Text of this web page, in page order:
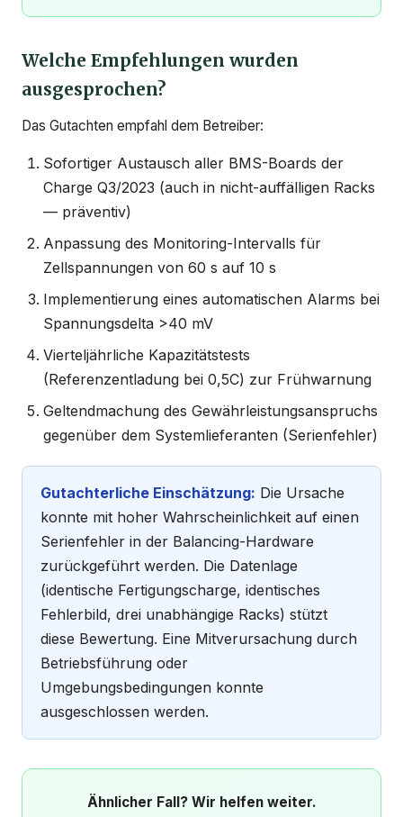
Welche Empfehlungen wurden
ausgesprochen?
Das Gutachten empfahl dem Betreiber:
Sofortiger Austausch aller BMS-Boards der
Charge Q3/2023 (auch in nicht-auffälligen Racks
— präventiv)
Anpassung des Monitoring-Intervalls für
Zellspannungen von 60 s auf 10 s
Implementierung eines automatischen Alarms bei
Spannungsdelta >40 mV
Vierteljährliche Kapazitätstests
(Referenzentladung bei 0,5C) zur Frühwarnung
Geltendmachung des Gewährleistungsanspruchs
gegenüber dem Systemlieferanten (Serienfehler)
Gutachterliche Einschätzung: Die Ursache
konnte mit hoher Wahrscheinlichkeit auf einen
Serienfehler in der Balancing-Hardware
zurückgeführt werden. Die Datenlage
(identische Fertigungscharge, identisches
Fehlerbild, drei unabhängige Racks) stützt
diese Bewertung. Eine Mitverursachung durch
Betriebsführung oder
Umgebungsbedingungen konnte
ausgeschlossen werden.
Ähnlicher Fall? Wir helfen weiter.